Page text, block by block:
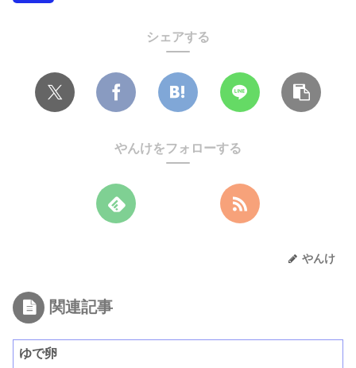
シェアする
やんけをフォローする
やんけ
関連記事
ゆで卵